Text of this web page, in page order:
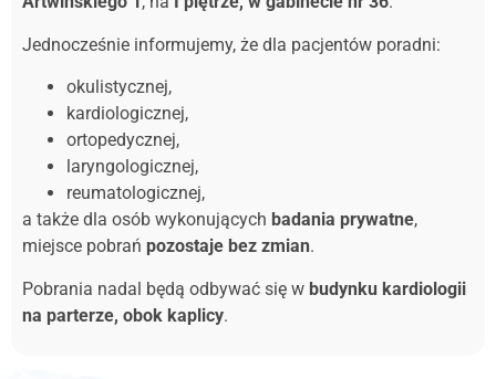
Jednocześnie informujemy, że dla pacjentów poradni:
okulistycznej,
kardiologicznej,
ortopedycznej,
laryngologicznej,
reumatologicznej,
a także dla osób wykonujących badania prywatne,
miejsce pobrań pozostaje bez zmian.
Pobrania nadal będą odbywać się w budynku kardiologii
na parterze, obok kaplicy.